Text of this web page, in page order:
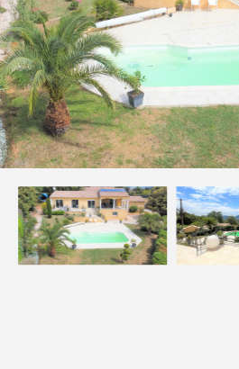
L'AGENCE CI-IMMO
L'agence
Nos collaborateurs
Devenez mandataires
Mentions légales
Politique de confidentialités